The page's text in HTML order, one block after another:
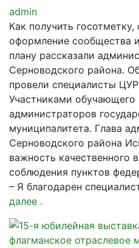
admin
Как получить
оформление сообщества
плану рассказали
Серноводского района.
провели специалисты
Участниками
администраторов
муниципалитета. Глава
Серноводского района
важность качественного
соблюдения пунктов
– Я благодарен
далее .